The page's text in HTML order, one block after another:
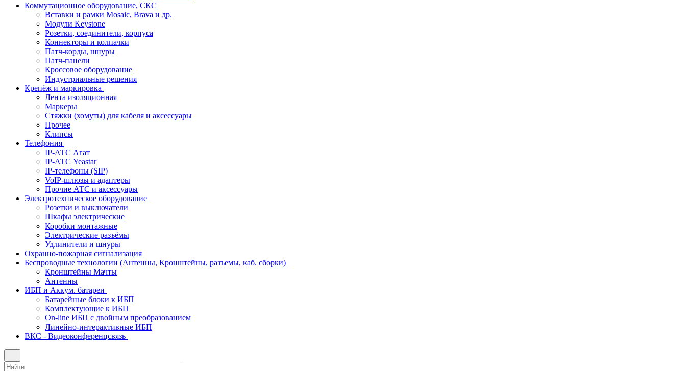
Коммутационное оборудование, СКС
Вставки и рамки Mosaic, Brava и др.
Модули Keystone
Розетки, соединители, корпуса
Коннекторы и колпачки
Патч-корды, шнуры
Патч-панели
Кроссовое оборудование
Индустриальные решения
Крепёж и маркировка
Лента изоляционная
Маркеры
Стяжки (хомуты) для кабеля и аксессуары
Прочее
Клипсы
Телефония
IP-АТС Агат
IP-АТС Yeastar
IP-телефоны (SIP)
VoIP-шлюзы и адаптеры
Прочие АТС и аксессуары
Электротехническое оборудование
Розетки и выключатели
Шкафы электрические
Коробки монтажные
Электрические разъёмы
Удлинители и шнуры
Охранно-пожарная сигнализация
Беспроводные технологии (Антенны, Кронштейны, разъемы, каб. сборки)
Кронштейны Мачты
Антенны
ИБП и Аккум. батареи
Батарейные блоки к ИБП
Комплектующие к ИБП
On-line ИБП с двойным преобразованием
Линейно-интерактивные ИБП
ВКС - Видеоконференцсвязь